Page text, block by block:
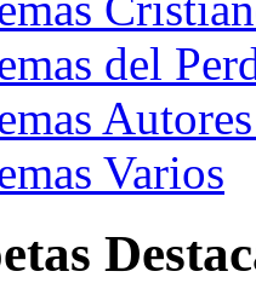
del
Varios